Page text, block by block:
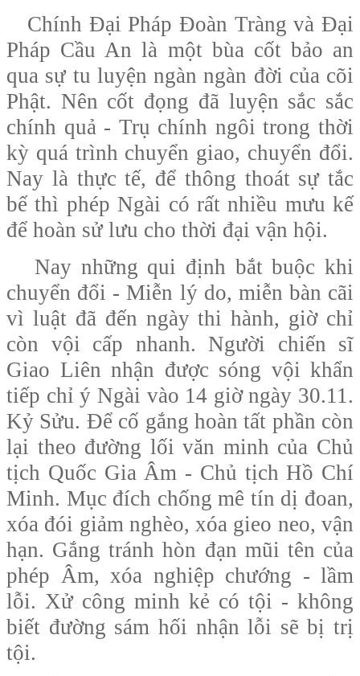
Chính Đại Pháp Đoàn Tràng và Đại
Pháp Cầu An là một bùa cốt bảo an
qua sự tu luyện ngàn ngàn đời của cõi
Phật. Nên cốt đọng đã luyện sắc sắc
chính quả - Trụ chính ngôi trong thời
kỳ quá trình chuyển giao, chuyển đổi.
Nay là thực tế, để thông thoát sự tắc
bế thì phép Ngài có rất nhiều mưu kế
để hoàn sử lưu cho thời đại vận hội.
Nay những qui định bắt buộc khi
chuyển đổi - Miễn lý do, miễn bàn cãi
vì luật đã đến ngày thi hành, giờ chỉ
còn vội cấp nhanh. Người chiến sĩ
Giao Liên nhận được sóng vội khẩn
tiếp chỉ ý Ngài vào 14 giờ ngày 30.11.
Kỷ Sửu. Để cố gắng hoàn tất phần còn
lại theo đường lối văn minh của Chủ
tịch Quốc Gia Âm - Chủ tịch Hồ Chí
Minh. Mục đích chống mê tín dị đoan,
xóa đói giảm nghèo, xóa gieo neo, vận
hạn. Gắng tránh hòn đạn mũi tên của
phép Âm, xóa nghiệp chướng - lầm
lỗi. Xử công minh kẻ có tội - không
biết đường sám hối nhận lỗi sẽ bị trị
tội.